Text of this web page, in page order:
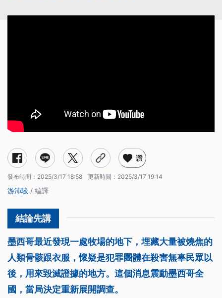
讚
發布時間： 2025/3/17 18:58 更新時間： 2025/3/17 19:14
游沛駿 / 編譯
墨西哥最近發現一處牧場的地下，埋藏大量被燒焦的
人類骨骸跟衣服，懷疑是犯罪團體在殺害無辜民眾以
後，用來毀滅證據的地方。這個消息震動墨西哥全
國，當局決定重新展開調查。